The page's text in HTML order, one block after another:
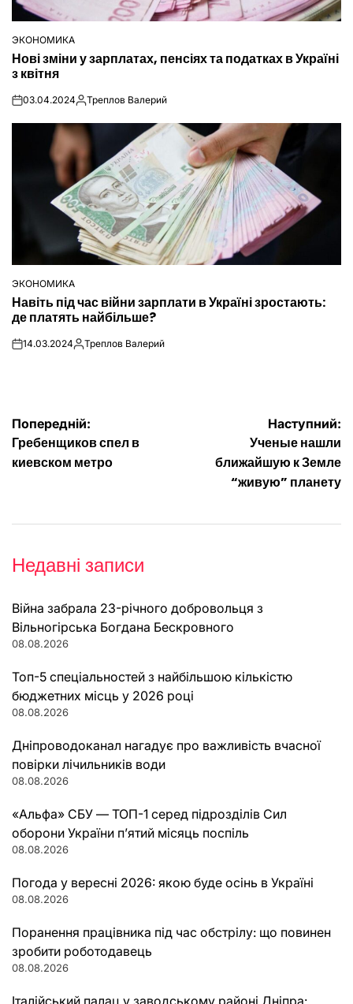
ОПУБЛІКУВАТИ
У
ЭКОНОМИКА
Нові зміни у зарплатах, пенсіях та податках в Україні
з квітня
on03.04.2024Опубліковано
Треплов Валерий
ОПУБЛІКУВАТИ
У
ЭКОНОМИКА
Навіть під час війни зарплати в Україні зростають:
де платять найбільше?
on14.03.2024Опубліковано
Треплов Валерий
Навігація
записів
Попередній:
Гребенщиков спел в
киевском метро
Наступний:
Ученые нашли
ближайшую к Земле
“живую” планету
Недавні записи
Війна забрала 23-річного добровольця з
Вільногірська Богдана Бескровного
08.08.2026
Топ-5 спеціальностей з найбільшою кількістю
бюджетних місць у 2026 році
08.08.2026
Дніпроводоканал нагадує про важливість вчасної
повірки лічильників води
08.08.2026
«Альфа» СБУ — ТОП-1 серед підрозділів Сил
оборони України п’ятий місяць поспіль
08.08.2026
Погода у вересні 2026: якою буде осінь в Україні
08.08.2026
Поранення працівника під час обстрілу: що повинен
зробити роботодавець
08.08.2026
Італійський палац у заводському районі Дніпра: